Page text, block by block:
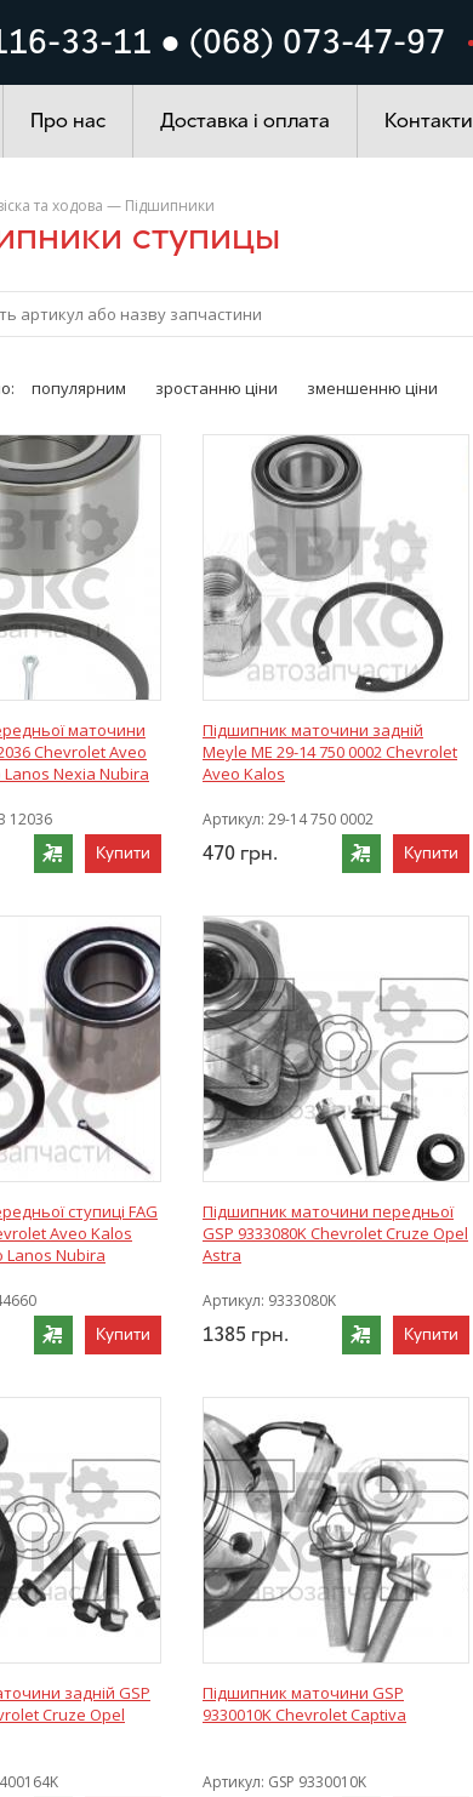
33-11 ● (068) 073-47-97
Автохімія
Про нас Доставка і оплата Контакти
та ходова — Підшипники
ступицы
популярним зростанню ціни зменшенню ціни
маточини
Chevrolet Aveo
Nexia Nubira
12036
Купити
Підшипник маточини задній
Meyle ME 29-14 750 0002 Chevrolet
Aveo Kalos
Артикул: 29-14 750 0002
470 грн. Купити
ступиці FAG
Aveo Kalos
Lanos Nubira
Купити
Підшипник маточини передньої
GSP 9333080K Chevrolet Cruze Opel
Astra
Артикул: 9333080K
1385 грн. Купити
задній GSP
Cruze Opel
Підшипник маточини GSP
9330010K Chevrolet Captiva
Артикул: GSP 9330010K